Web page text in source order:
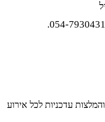
עדכניות לכל אירוע